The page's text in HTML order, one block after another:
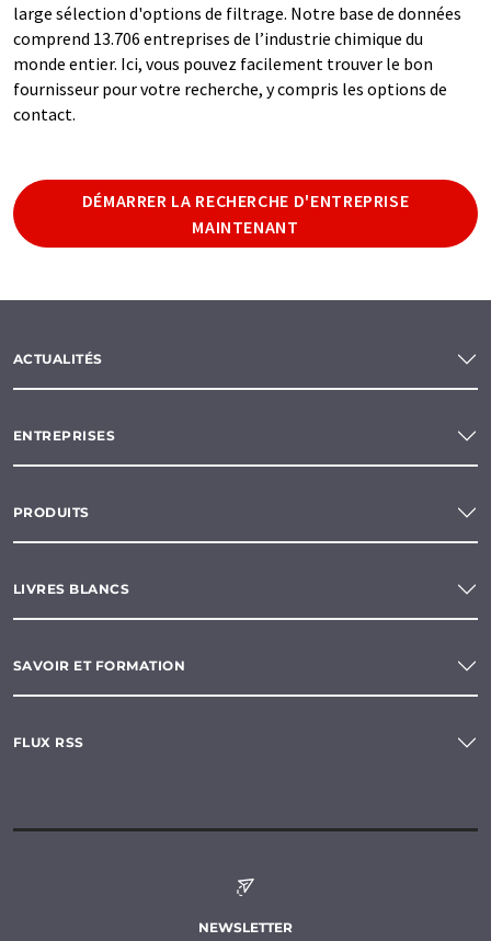
large sélection d'options de filtrage. Notre base de données
comprend 13.706 entreprises de l’industrie chimique du
monde entier. Ici, vous pouvez facilement trouver le bon
fournisseur pour votre recherche, y compris les options de
contact.
DÉMARRER LA RECHERCHE D'ENTREPRISE
MAINTENANT
ACTUALITÉS
ENTREPRISES
PRODUITS
LIVRES BLANCS
SAVOIR ET FORMATION
FLUX RSS
NEWSLETTER